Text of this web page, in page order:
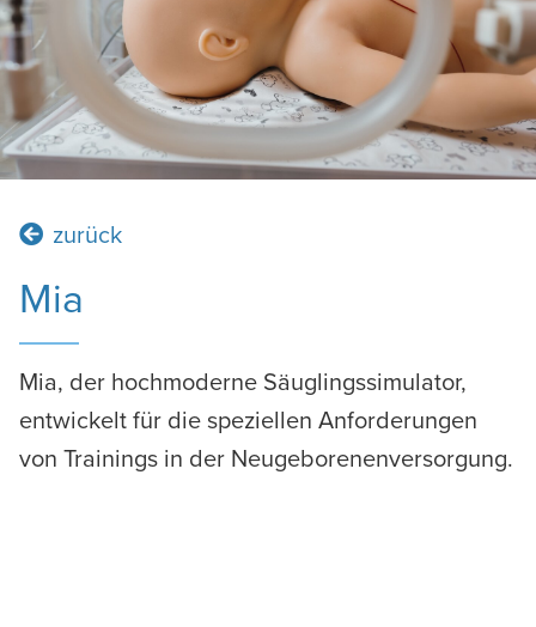
Vorherige Seite
zurück
Mia
Mia, der hochmoderne Säuglingssimulator,
entwickelt für die speziellen Anforderungen
von Trainings in der Neugeborenenversorgung.